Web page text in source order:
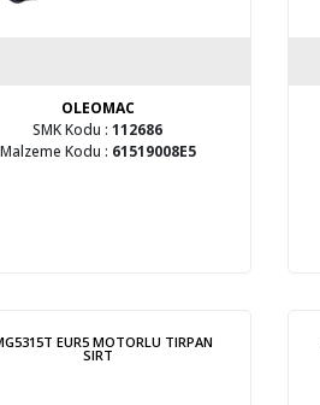
OLEOMAC
SMK Kodu :112686
Malzeme Kodu : 61519008E5
EUR5 MOTORLU TIRPAN
SIRT